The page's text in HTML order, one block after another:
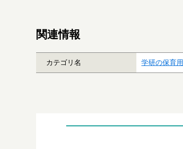
関連情報
カテゴリ名 学研の保育